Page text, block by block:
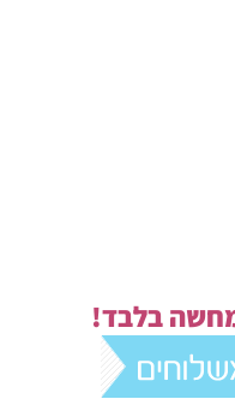
בלבד!